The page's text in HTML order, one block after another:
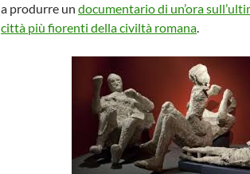
a produrre un documentario di un’ora
città più fiorenti della civiltà romana.